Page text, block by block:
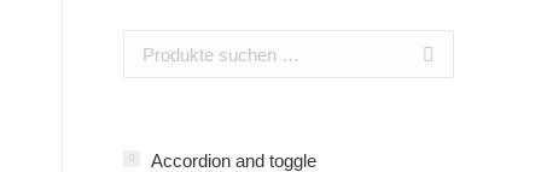
Accordion and toggle